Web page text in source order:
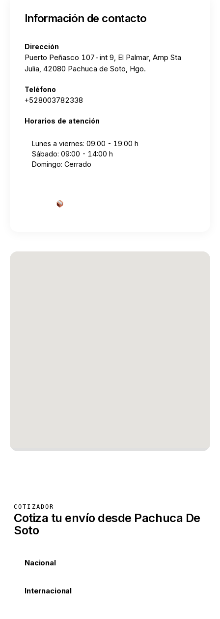
Información de contacto
Dirección
Puerto Peñasco 107-int 9, El Palmar, Amp Sta
Julia, 42080 Pachuca de Soto, Hgo.
Teléfono
+528003782338
Horarios de atención
Lunes a viernes: 09:00 - 19:00 h
Sábado: 09:00 - 14:00 h
Domingo: Cerrado
COTIZADOR
Cotiza tu envío desde Pachuca De
Soto
Nacional
Internacional